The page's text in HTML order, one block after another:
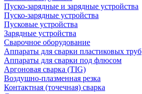
Пуско-зарядные и зарядные устройства
Пуско-зарядные устройства
Пусковые устройства
Зарядные устройства
Сварочное оборудование
Аппараты для сварки пластиковых труб
Аппараты для сварки под флюсом
Аргоновая сварка (TIG)
Воздушно-плазменная резка
Контактная (точечная) сварка